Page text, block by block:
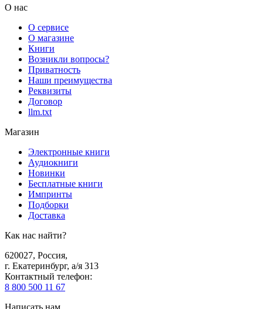
О нас
О сервисе
О магазине
Книги
Возникли вопросы?
Приватность
Наши преимущества
Реквизиты
Договор
llm.txt
Магазин
Электронные книги
Аудиокниги
Новинки
Бесплатные книги
Импринты
Подборки
Доставка
Как нас найти?
620027, Россия,
г. Екатеринбург, а/я 313
Контактный телефон:
8 800 500 11 67
Написать нам